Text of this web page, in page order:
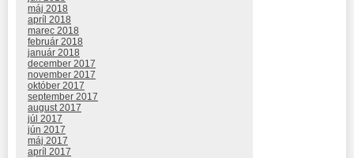
máj 2018
apríl 2018
marec 2018
február 2018
január 2018
december 2017
november 2017
október 2017
september 2017
august 2017
júl 2017
jún 2017
máj 2017
apríl 2017